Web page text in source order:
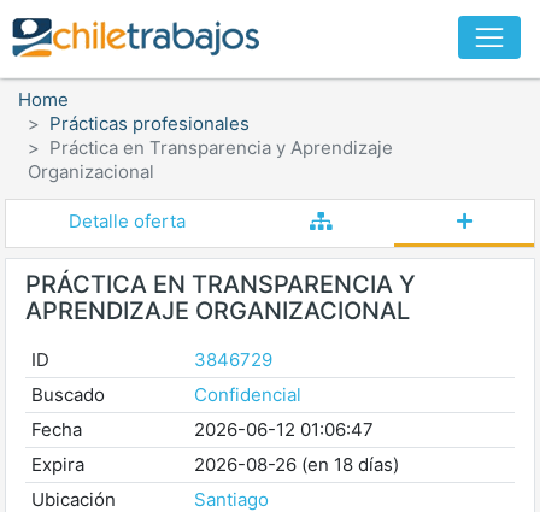
Home
Prácticas profesionales
Práctica en Transparencia y Aprendizaje
Organizacional
Detalle oferta
PRÁCTICA EN TRANSPARENCIA Y
APRENDIZAJE ORGANIZACIONAL
ID
3846729
Buscado
Confidencial
Fecha
2026-06-12 01:06:47
Expira
2026-08-26 (en 18 días)
Ubicación
Santiago